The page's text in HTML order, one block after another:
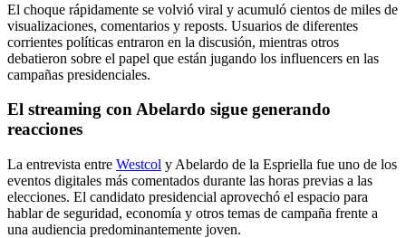
El choque rápidamente se volvió viral y acumuló cientos de miles de
visualizaciones, comentarios y reposts. Usuarios de diferentes
corrientes políticas entraron en la discusión, mientras otros
debatieron sobre el papel que están jugando los influencers en las
campañas presidenciales.
El streaming con Abelardo sigue generando
reacciones
La entrevista entre Westcol y Abelardo de la Espriella fue uno de los
eventos digitales más comentados durante las horas previas a las
elecciones. El candidato presidencial aprovechó el espacio para
hablar de seguridad, economía y otros temas de campaña frente a
una audiencia predominantemente joven.